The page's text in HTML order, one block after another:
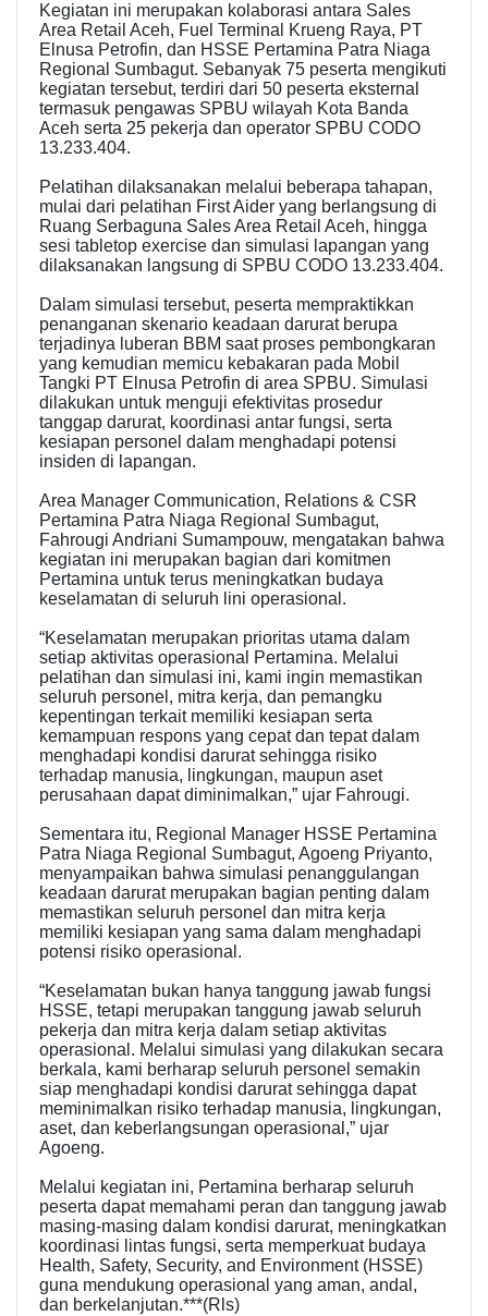
Kegiatan ini merupakan kolaborasi antara Sales
Area Retail Aceh, Fuel Terminal Krueng Raya, PT
Elnusa Petrofin, dan HSSE Pertamina Patra Niaga
Regional Sumbagut. Sebanyak 75 peserta mengikuti
kegiatan tersebut, terdiri dari 50 peserta eksternal
termasuk pengawas SPBU wilayah Kota Banda
Aceh serta 25 pekerja dan operator SPBU CODO
13.233.404.
Pelatihan dilaksanakan melalui beberapa tahapan,
mulai dari pelatihan First Aider yang berlangsung di
Ruang Serbaguna Sales Area Retail Aceh, hingga
sesi tabletop exercise dan simulasi lapangan yang
dilaksanakan langsung di SPBU CODO 13.233.404.
Dalam simulasi tersebut, peserta mempraktikkan
penanganan skenario keadaan darurat berupa
terjadinya luberan BBM saat proses pembongkaran
yang kemudian memicu kebakaran pada Mobil
Tangki PT Elnusa Petrofin di area SPBU. Simulasi
dilakukan untuk menguji efektivitas prosedur
tanggap darurat, koordinasi antar fungsi, serta
kesiapan personel dalam menghadapi potensi
insiden di lapangan.
Area Manager Communication, Relations & CSR
Pertamina Patra Niaga Regional Sumbagut,
Fahrougi Andriani Sumampouw, mengatakan bahwa
kegiatan ini merupakan bagian dari komitmen
Pertamina untuk terus meningkatkan budaya
keselamatan di seluruh lini operasional.
“Keselamatan merupakan prioritas utama dalam
setiap aktivitas operasional Pertamina. Melalui
pelatihan dan simulasi ini, kami ingin memastikan
seluruh personel, mitra kerja, dan pemangku
kepentingan terkait memiliki kesiapan serta
kemampuan respons yang cepat dan tepat dalam
menghadapi kondisi darurat sehingga risiko
terhadap manusia, lingkungan, maupun aset
perusahaan dapat diminimalkan,” ujar Fahrougi.
Sementara itu, Regional Manager HSSE Pertamina
Patra Niaga Regional Sumbagut, Agoeng Priyanto,
menyampaikan bahwa simulasi penanggulangan
keadaan darurat merupakan bagian penting dalam
memastikan seluruh personel dan mitra kerja
memiliki kesiapan yang sama dalam menghadapi
potensi risiko operasional.
“Keselamatan bukan hanya tanggung jawab fungsi
HSSE, tetapi merupakan tanggung jawab seluruh
pekerja dan mitra kerja dalam setiap aktivitas
operasional. Melalui simulasi yang dilakukan secara
berkala, kami berharap seluruh personel semakin
siap menghadapi kondisi darurat sehingga dapat
meminimalkan risiko terhadap manusia, lingkungan,
aset, dan keberlangsungan operasional,” ujar
Agoeng.
Melalui kegiatan ini, Pertamina berharap seluruh
peserta dapat memahami peran dan tanggung jawab
masing-masing dalam kondisi darurat, meningkatkan
koordinasi lintas fungsi, serta memperkuat budaya
Health, Safety, Security, and Environment (HSSE)
guna mendukung operasional yang aman, andal,
dan berkelanjutan.***(Rls)